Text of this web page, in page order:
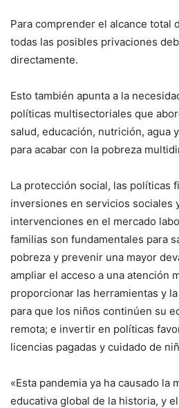
Para comprender el alcance total
todas las posibles privaciones
directamente.
Esto también apunta a la
políticas multisectoriales que
salud, educación, nutrición, agua
para acabar con la pobreza
La protección social, las políticas
inversiones en servicios sociales
intervenciones en el mercado
familias son fundamentales para
pobreza y prevenir una mayor
ampliar el acceso a una atención
proporcionar las herramientas y
para que los niños continúen su
remota; e invertir en políticas
licencias pagadas y cuidado de
«Esta pandemia ya ha causado la
educativa global de la historia, y